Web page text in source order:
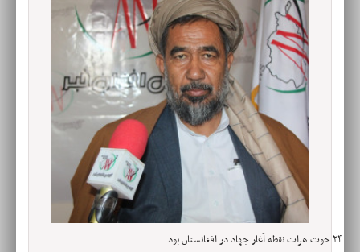
۲۴ حوت هرات نقطه آغاز جهاد در افغانستان بود